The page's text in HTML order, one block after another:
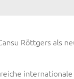
Röttgers als